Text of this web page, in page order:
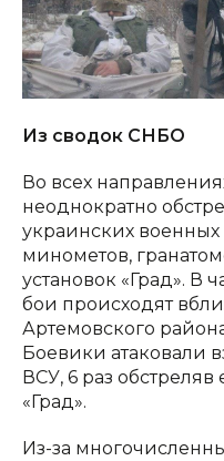
Из сводок СНБО
Во всех
неоднократно
украинских
минометов,
установок «Град». В
бои происходят
Артемовского
Боевики атаковали
ВСУ, 6 раз обстреляв
«Град».
Из-за